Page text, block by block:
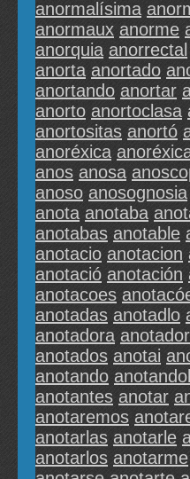
anormalísima
anormaux anorme
anorquia anorrectal
anorta anortado
anortando anortar
anorto anortoclasa
anortositas anortó
anoréxica
anos anosa
anoso anosognosia
anota anotaba
anotabas anotable
anotacio anotacion
anotació anotación
anotacoes
anotadas anotadlo
anotadora
anotados anotai
anotando
anotantes anotar
anotaremos
anotarlas anotarle
anotarlos anotarme